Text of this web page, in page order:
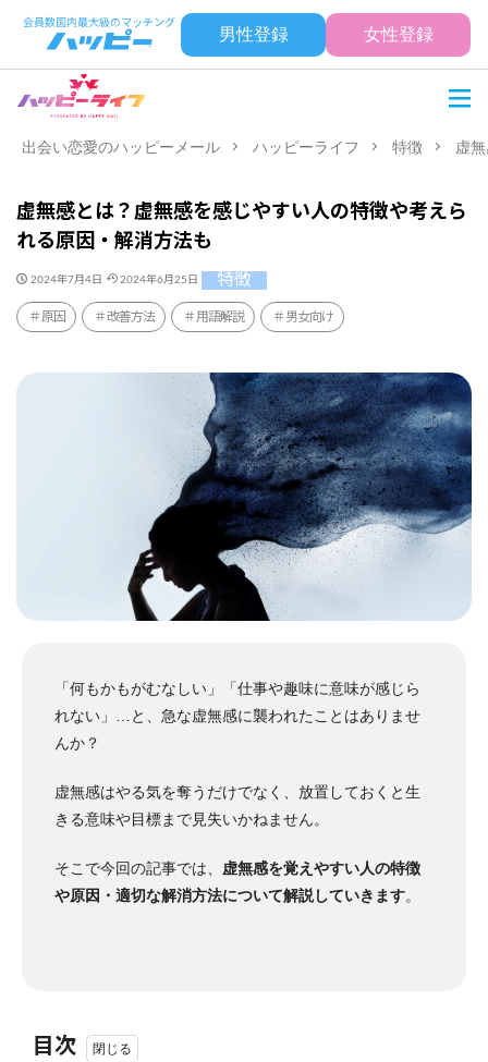
男性登録 女性登録
出会い恋愛のハッピーメール ハッピーライフ 特徴 虚
虚無感とは？虚無感を感じやすい人の特徴や考えら
れる原因・解消方法も
2024年7月4日 2024年6月25日 特徴
原因 改善方法 用語解説 男女向け
「何もかもがむなしい」「仕事や趣味に意味が感じら
れない」…と、急な虚無感に襲われたことはありませ
んか？
虚無感はやる気を奪うだけでなく、放置しておくと生
きる意味や目標まで見失いかねません。
そこで今回の記事では、 虚無感を覚えやすい人の特徴
や原因・適切な解消方法について解説していきます。
目次